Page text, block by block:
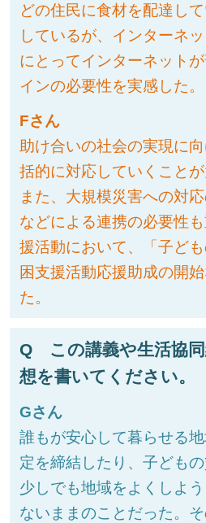
どの住民に食材を配達し
しているが、インターネ
にとってインターネット
インの必要性を実感した。
Fさん
助け合いの社会の実現に
括的に対応していくこと
また、大規模災害への対
などによる連携の必要性
援活動において、「子ど
困支援活動応援助成の開
た。
Q この講義や生活協同
想を書いてください。
Gさん
誰もが安心して暮らせる
定を締結したり、子ども
少しでも地域をよくしよ
ないままのことだった。